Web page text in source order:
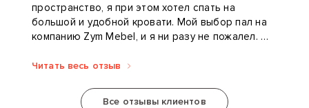
пространство, я при этом хотел спать на
большой и удобной кровати. Мой выбор пал на
компанию Zym Mebel, и я ни разу не пожалел.
Конструктор разработал кровать-книгу...
Читать весь отзыв
Все отзывы клиентов